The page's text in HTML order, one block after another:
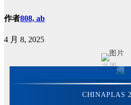
作者808, ab
4 月 8, 2025
CHINAPLAS